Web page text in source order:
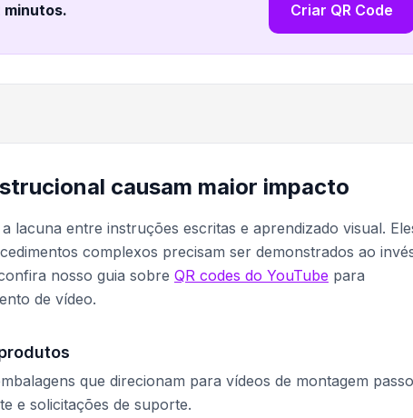
minutos. Criar QR Code
causam maior impacto
lacuna entre instruções escritas e aprendizado visual.
complexos precisam ser demonstrados ao
nosso guia sobre QR codes do YouTube para
de vídeo.
que direcionam para vídeos de montagem
e solicitações de suporte.